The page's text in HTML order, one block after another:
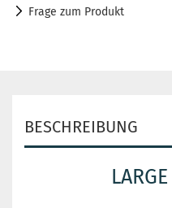
Frage zum Produkt
BESCHREIBUNG